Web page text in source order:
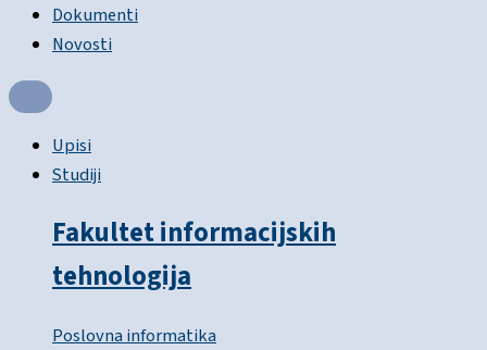
Dokumenti
Novosti
Upisi
Studiji
Fakultet informacijskih
tehnologija
Poslovna informatika